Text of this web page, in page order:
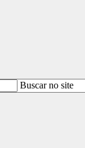
BuscarBuscar no site